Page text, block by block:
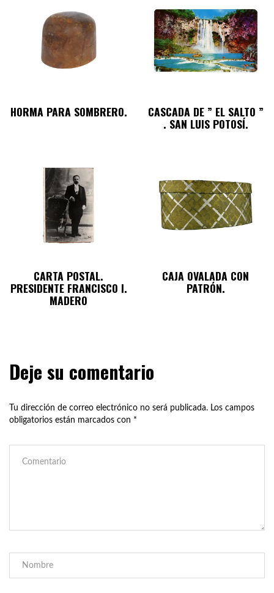
HORMA PARA SOMBRERO. CASCADA DE ” EL SALTO ”
. SAN LUIS POTOSÍ.
CARTA POSTAL.
PRESIDENTE FRANCISCO I.
MADERO
CAJA OVALADA CON
PATRÓN.
Deje su comentario
Tu dirección de correo electrónico no será publicada. Los campos
obligatorios están marcados con *